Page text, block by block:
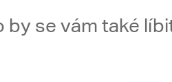
by se vám také